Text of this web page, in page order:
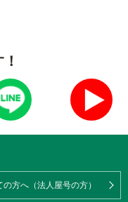
の方へ（法人屋号の方）